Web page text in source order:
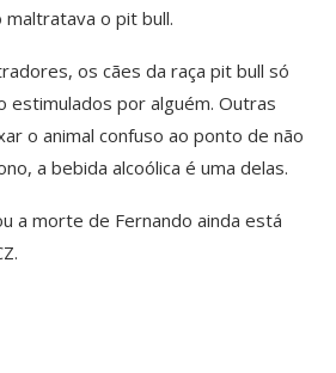
o pit bull.
os cães da raça pit bull só
estimulados por alguém. Outras
o animal confuso ao ponto de não
a bebida alcoólica é uma delas.
a morte de Fernando ainda está